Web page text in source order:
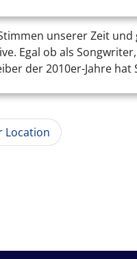
unserer Zeit und
Egal ob als
der 2010er-Jahre hat
Location